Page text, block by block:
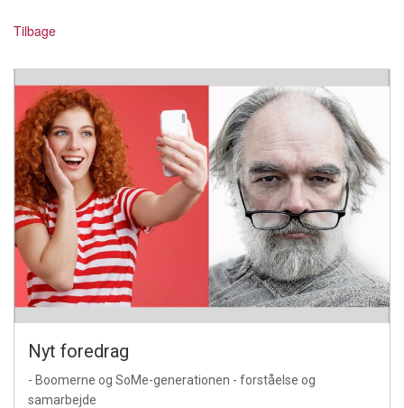
Tilbage
Nyt foredrag
- Boomerne og SoMe-generationen - forståelse og
samarbejde